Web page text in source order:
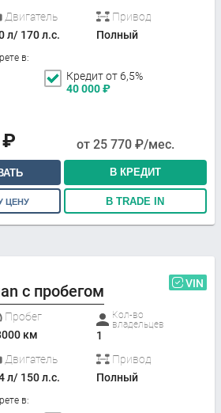
Двигатель
л/ 170 л.с.
Привод
Полный
в:
Кредит от 6,5%
40 000₽
₽ от 25 770 ₽/мес.
В КРЕДИТ
ЦЕНУ В TRADE IN
с пробегом VIN
Пробег
км
Кол-во
владельцев
1
Двигатель
л/ 150 л.с.
Привод
Полный
в: